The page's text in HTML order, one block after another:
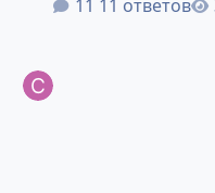
11 ответов